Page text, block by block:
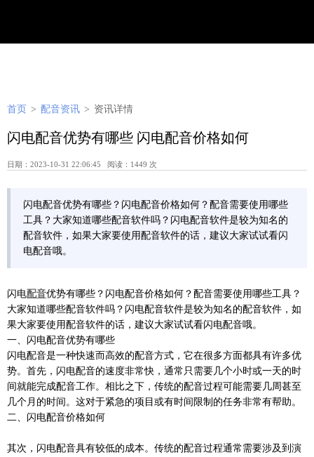
首页 > 配音资讯 > 资讯详情
闪电配音优势有哪些 闪电配音价格如何
日期：2023-10-31 22:06:45 阅读：1449 次
闪电配音优势有哪些？闪电配音价格如何？配音需要使用哪些
工具？大家知道哪些配音软件吗？闪电配音软件是较为知名的
配音软件，如果大家要使用配音软件的话，建议大家试试看闪
电配音哦。
闪电配音优势有哪些？闪电配音价格如何？配音需要使用哪些工具？
大家知道哪些配音软件吗？闪电配音软件是较为知名的配音软件，如
果大家要使用配音软件的话，建议大家试试看闪电配音哦。
一、闪电配音优势有哪些
闪电配音是一种快速而高效的配音方式，它在很多方面都具有许多优
势。首先，闪电配音的速度非常快，通常只需要几个小时或一天的时
间就能完成配音工作。相比之下，传统的配音过程可能需要几周甚至
几个月的时间。这对于紧急的项目或有时间限制的任务非常有帮助。
二、闪电配音价格如何
其次，闪电配音具有较低的成本。传统的配音过程通常需要涉及到演